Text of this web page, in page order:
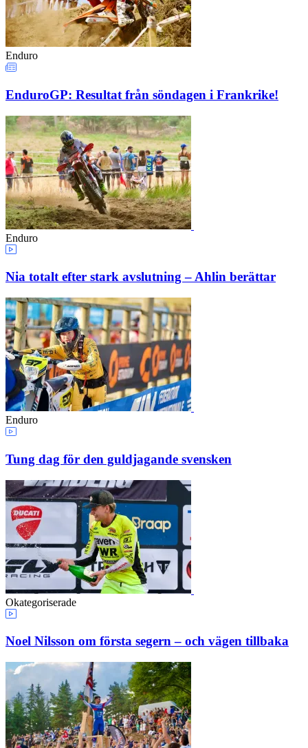
Enduro
EnduroGP: Resultat från söndagen i Frankrike!
Enduro
Nia totalt efter stark avslutning – Ahlin berättar
Enduro
Tung dag för den guldjagande svensken
Okategoriserade
Noel Nilsson om första segern – och vägen tillbaka